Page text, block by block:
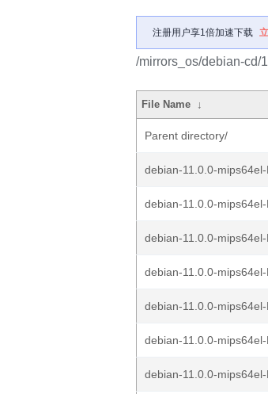
注册用户享1倍加速下载
/mirrors_os/debian-cd/
File Name ↓
Parent directory/
debian-11.0.0-
debian-11.0.0-
debian-11.0.0-
debian-11.0.0-
debian-11.0.0-
debian-11.0.0-
debian-11.0.0-